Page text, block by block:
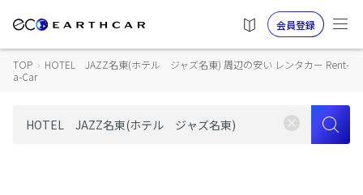
会員登録
TOP › HOTEL JAZZ名東(ホテル ジャズ名東) 周辺の安い レンタカー Rent-
a-Car